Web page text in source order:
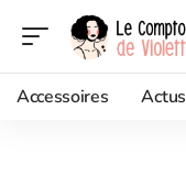
Accessoires Actus